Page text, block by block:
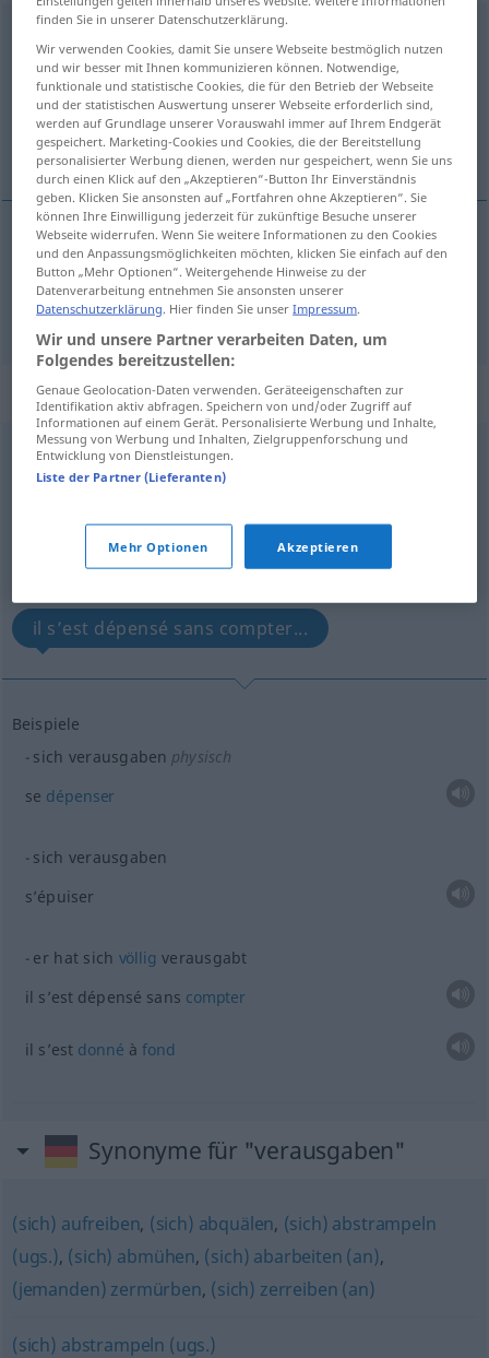
Übersicht aller Übersetzungen
(Für mehr Details die Übersetzung anklicken/antippen)
dépenser, épuiser
dépenser verausgaben ADMIN
épuiser verausgaben Kräfte FIG
„verausgaben“: reflexives Verb
verausgabenv/r <sans ge>
(Für mehr Details die Übersetzung anklicken/antippen)
se dépenser... s’épuiser...
il s’est dépensé sans compter...
Beispiele
sich verausgaben physisch
se dépenser
sich verausgaben
s’épuiser
er hat sich völlig verausgabt
il s’est dépensé sans compter
il s’est donné à fond
Synonyme für "verausgaben"
(sich) aufreiben, (sich) abquälen, (sich) abstrampeln
(ugs.), (sich) abmühen, (sich) abarbeiten (an),
(jemanden) zermürben, (sich) zerreiben (an)
(sich) abstrampeln (ugs.)
finden Sie in unserer Datenschutzerklärung.
Wir verwenden Cookies, damit Sie unsere Webseite bestmöglich nutzen
und wir besser mit Ihnen kommunizieren können. Notwendige,
funktionale und statistische Cookies, die für den Betrieb der Webseite
und der statistischen Auswertung unserer Webseite erforderlich sind,
werden auf Grundlage unserer Vorauswahl immer auf Ihrem Endgerät
gespeichert. Marketing-Cookies und Cookies, die der Bereitstellung
personalisierter Werbung dienen, werden nur gespeichert, wenn Sie uns
durch einen Klick auf den „Akzeptieren“-Button Ihr Einverständnis
geben. Klicken Sie ansonsten auf „Fortfahren ohne Akzeptieren“. Sie
können Ihre Einwilligung jederzeit für zukünftige Besuche unserer
Webseite widerrufen. Wenn Sie weitere Informationen zu den Cookies
und den Anpassungsmöglichkeiten möchten, klicken Sie einfach auf den
Button „Mehr Optionen“. Weitergehende Hinweise zu der
Datenverarbeitung entnehmen Sie ansonsten unserer
Datenschutzerklärung. Hier finden Sie unserImpressum.
Wir und unsere Partner verarbeiten Daten, um
Folgendes bereitzustellen:
Genaue Geolocation-Daten verwenden. Geräteeigenschaften zur
Identifikation aktiv abfragen. Speichern von und/oder Zugriff auf
Informationen auf einem Gerät. Personalisierte Werbung und Inhalte,
Messung von Werbung und Inhalten, Zielgruppenforschung und
Entwicklung von Dienstleistungen.
Liste der Partner (Lieferanten)
Mehr Optionen Akzeptieren